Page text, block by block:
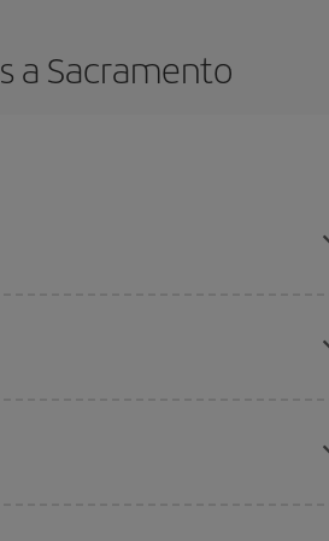
a Sacramento
el vuelo más barato.